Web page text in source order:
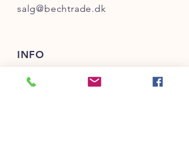
salg@bechtrade.dk
INFO
FAQ